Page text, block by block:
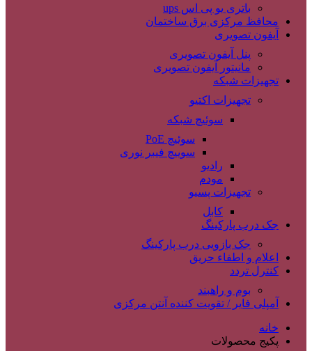
باتری یو پی اس ups
محافظ مرکزی برق ساختمان
آیفون تصویری
پنل آیفون تصویری
مانیتور آیفون تصویری
تجهیزات شبکه
تجهیزات اکتیو
سوئیچ شبکه
سوئیچ PoE
سوییچ فیبر نوری
رادیو
مودم
تجهیزات پسیو
کابل
جک درب پارکینگ
جک بازویی درب پارکینگ
اعلام و اطفاء حریق
کنترل تردد
بوم و راهبند
آمپلی فایر / تقویت کننده آنتن مرکزی
خانه
پکیج محصولات